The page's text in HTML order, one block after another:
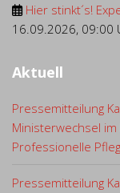
Hier stinkt´s!
16.09.2026, 09:00
Aktuell
Pressemitteilung
Ministerwechsel
Professionelle
Pressemitteilung